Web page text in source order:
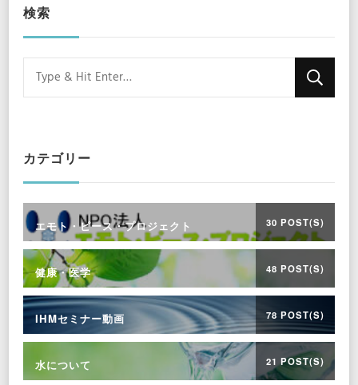
検索
Looking
for
カテゴリー
エモト・ピース・プロジェクト 30 POST(S)
健康・医学 48 POST(S)
IHMセミナー動画 78 POST(S)
水について 21 POST(S)